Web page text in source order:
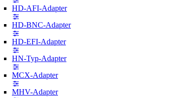
HD-AFI-Adapter
HD-BNC-Adapter
HD-EFI-Adapter
HN-Typ-Adapter
MCX-Adapter
MHV-Adapter